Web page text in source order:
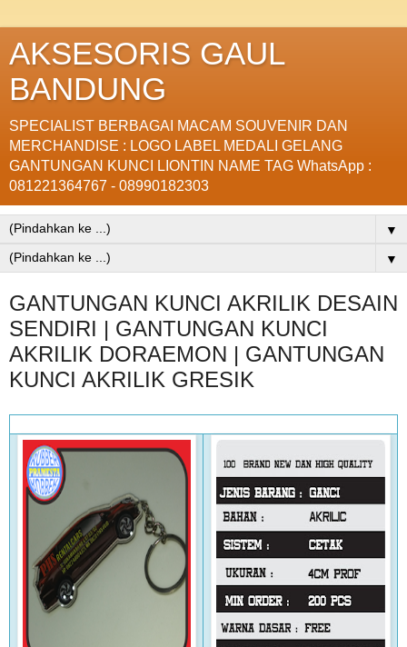
AKSESORIS GAUL
BANDUNG
SPECIALIST BERBAGAI MACAM SOUVENIR DAN
MERCHANDISE : LOGO LABEL MEDALI GELANG
GANTUNGAN KUNCI LIONTIN NAME TAG WhatsApp :
081221364767 - 08990182303
▼
▼
GANTUNGAN KUNCI AKRILIK DESAIN
SENDIRI | GANTUNGAN KUNCI
AKRILIK DORAEMON | GANTUNGAN
KUNCI AKRILIK GRESIK